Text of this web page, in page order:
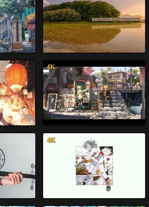
4K
4K